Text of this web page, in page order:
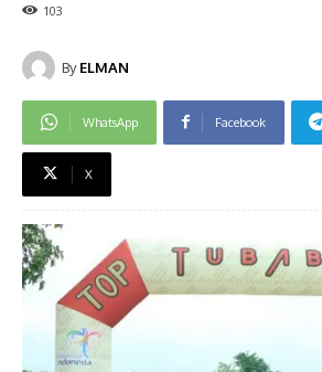
103
By ELMAN
WhatsApp Facebook
X